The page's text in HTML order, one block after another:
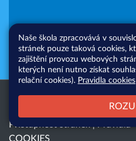
Všechna práva vyhrazena.
|
Přístupnost stránek
COOKIES
Naše škola zpracovává v
stránek pouze taková cookies,
zajištění provozu webových
kterých není nutno získat
relační cookies). Pravidla cookies